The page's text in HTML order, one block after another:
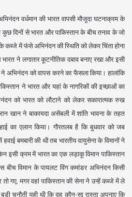
वर्धमान की भारत वापसी मौजूदा घटनाक्रम के
दिनों से भारत और पाकिस्तान के बीच तनाव के जो
कब्जे में फंसे अभिनंदन की स्थिति को लेकर चिंता होना
ने लगातार कूटनीतिक दबाव बनाए रखा और इसी
अभिनंदन को वापस करने का फैसला किया। हालांकि
ने भारत और यहां के नागरिकों की इच्छाओं का
को भारत को लौटाने को लेकर सकारात्मक रुख
खान ने बाकायदा असेंबली में शांति भावना के तहत
का एलान किया। गौरतलब है कि बुधवार को जब
बमबारी की थी तब भारतीय वायुसेना के विमानों ने
इसी क्रम में भारत का एक लड़ाकू विमान पाकिस्तान
बीच विमान के पायलट विंग कमांडर अभिनंदन किसी
गए, मगर वहां पाकिस्तान की सेना ने उन्हें कब्जे में ले
चुनौती यही थी कि वह कौन-सा रास्ता अपनाए कि